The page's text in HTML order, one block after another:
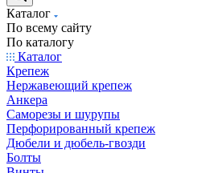
Каталог
По всему сайту
По каталогу
Каталог
Крепеж
Нержавеющий крепеж
Анкера
Саморезы и шурупы
Перфорированный крепеж
Дюбели и дюбель-гвозди
Болты